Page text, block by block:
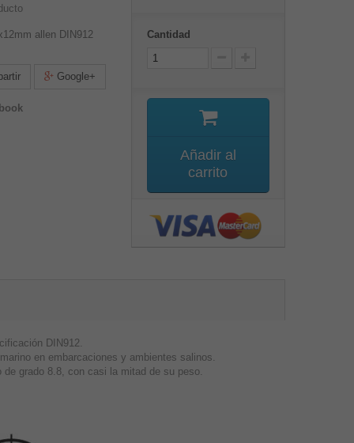
allen DIN912
Google+
Cantidad
Añadir al
carrito
DIN912.
en embarcaciones y ambientes salinos.
grado 8.8, con casi la mitad de su peso.